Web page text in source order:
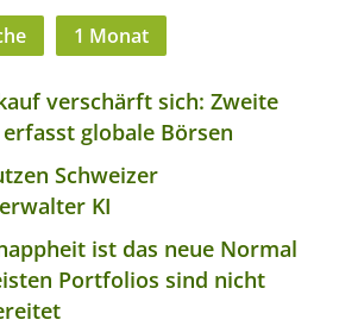
1 Monat
verschärft sich: Zweite
globale Börsen
Schweizer
KI
ist das neue Normal
Portfolios sind nicht